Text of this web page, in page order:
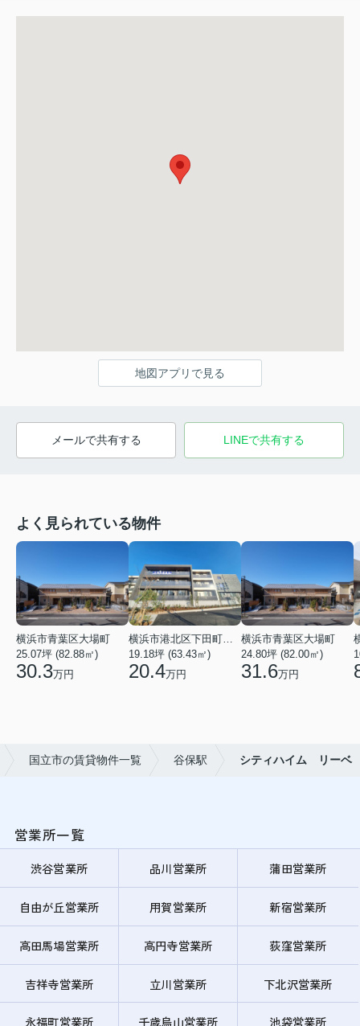
地図アプリで見る
メールで共有する LINEで共有する
よく見られている物件
横浜市青葉区大場町
25.07坪 (82.88㎡)
30.3万円
19.18坪 (63.43㎡)
20.4万円
横浜市青葉区大場町
24.80坪 (82.00㎡)
31.6万円
国立市の賃貸物件一覧 谷保駅 シティハイム リーベ
営業所一覧
渋谷営業所 品川営業所 蒲田営業所
自由が丘営業所 用賀営業所 新宿営業所
高田馬場営業所 高円寺営業所 荻窪営業所
吉祥寺営業所 立川営業所 下北沢営業所
永福町営業所 千歳烏山営業所 池袋営業所